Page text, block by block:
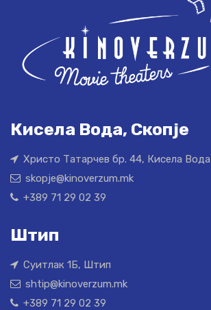
Кисела Вода, Скопје
Христо Татарчев бр. 44, Кисела Вода
skopje@kinoverzum.mk
+389 71 29 02 39
Штип
Суитлак 1Б, Штип
shtip@kinoverzum.mk
+389 71 29 02 39